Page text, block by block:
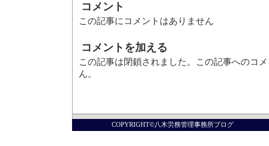
コメント
この記事にコメントはありません
コメントを加える
この記事は閉鎖されました。この記事へのコ
ん。
COPYRIGHT©八木労務管理事務所ブログ